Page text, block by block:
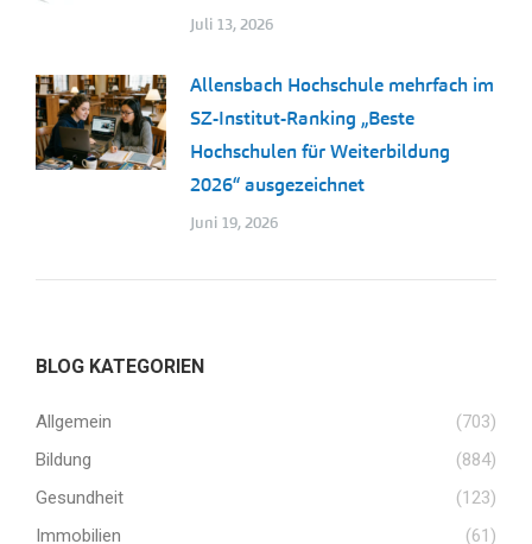
Juli 13, 2026
Allensbach Hochschule mehrfach im
SZ-Institut-Ranking „Beste
Hochschulen für Weiterbildung
2026“ ausgezeichnet
Juni 19, 2026
BLOG KATEGORIEN
Allgemein
(703)
Bildung
(884)
Gesundheit
(123)
Immobilien
(61)